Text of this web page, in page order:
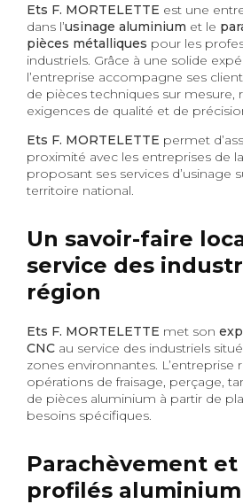
Ets F. MORTELETTE est une
dans l’usinage aluminium et le
pièces métalliques pour les
industriels. Grâce à une solide
l’entreprise accompagne ses
de pièces techniques sur mesure,
exigences de qualité et de
Ets F. MORTELETTE permet
proximité avec les entreprises de
proposant ses services d’usinage
territoire national.
Un savoir-faire
service des
région
Ets F. MORTELETTE met son
CNC au service des industriels
zones environnantes. L’entreprise
opérations de fraisage, perçage,
de pièces aluminium à partir de
besoins spécifiques.
Parachèvement
profilés